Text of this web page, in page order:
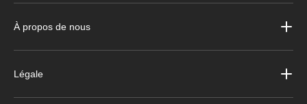
À propos de nous
Légale